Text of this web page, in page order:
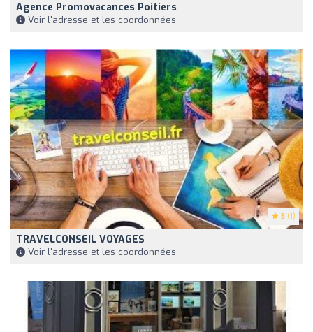
Agence Promovacances Poitiers
Voir l'adresse et les coordonnées
5 (1)
TRAVELCONSEIL VOYAGES
Voir l'adresse et les coordonnées